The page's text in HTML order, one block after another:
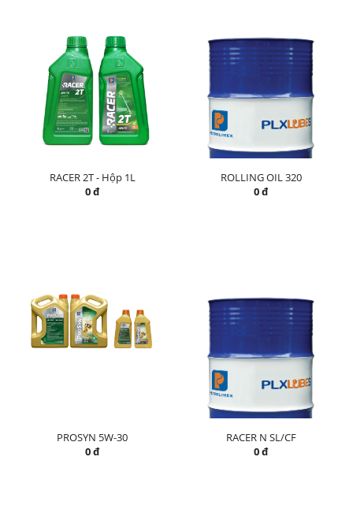
RACER 2T - Hộp 1L
0 đ
ROLLING OIL 320
0 đ
PROSYN 5W-30
0 đ
RACER N SL/CF
0 đ